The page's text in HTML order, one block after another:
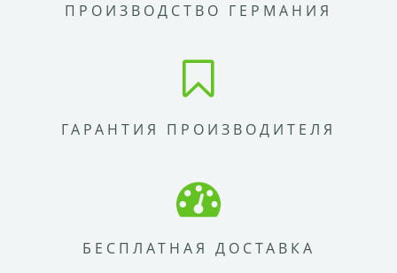
ПРОИЗВОДСТВО ГЕРМАНИЯ
ГАРАНТИЯ ПРОИЗВОДИТЕЛЯ
БЕСПЛАТНАЯ ДОСТАВКА